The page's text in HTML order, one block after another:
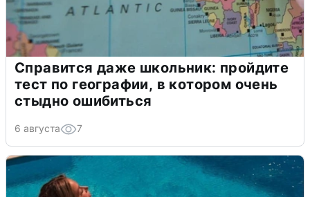
Справится даже школьник: пройдите
тест по географии, в котором очень
стыдно ошибиться
6 августа 7